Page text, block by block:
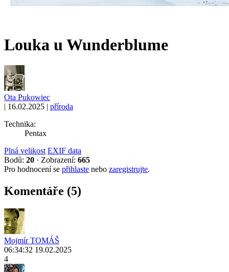
Louka u Wunderblume
Ota Pukowiec
| 16.02.2025 | příroda
Technika:
Pentax
Plná velikost EXIF data
Bodů: 20 · Zobrazení: 665
Pro hodnocení se přihlaste nebo zaregistrujte.
Komentáře (5)
Mojmír TOMÁŠ
06:34:32 19.02.2025
4